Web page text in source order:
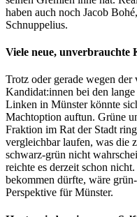
haben auch noch Jacob
Schnuppelius.
Viele neue, unverbrauchte
Trotz oder gerade wegen
Kandidat:innen bei den
Linken in Münster könnte
Machtoption auftun. Grüne
Fraktion im Rat der Stadt
vergleichbar laufen, was die
schwarz-grün nicht
reichte es derzeit schon
bekommen dürfte, wäre
Perspektive für Münster.